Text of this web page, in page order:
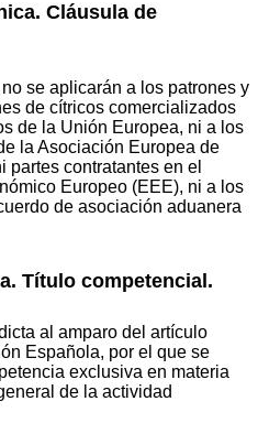
Cláusula de
se aplicarán a los patrones y
de cítricos comercializados
de la Unión Europea, ni a los
la Asociación Europea de
partes contratantes en el
Europeo (EEE), ni a los
de asociación aduanera
Título competencial.
al amparo del artículo
Española, por el que se
exclusiva en materia
de la actividad